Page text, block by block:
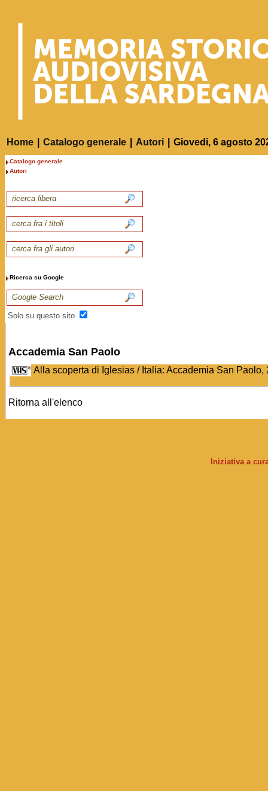
Home Catalogo generale Autori Giovedi, 6 agosto
Catalogo generale
Autori
Ricerca su Google
Solo su questo sito
Accademia San Paolo
Alla scoperta di Iglesias / Italia: Accademia San Paolo,
Ritorna all'elenco
Iniziativa a